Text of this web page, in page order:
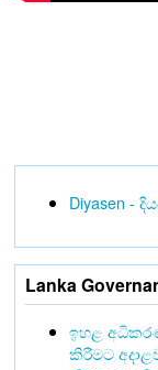
Diyasen -
Lanka
ඉහළ
කිරීමට